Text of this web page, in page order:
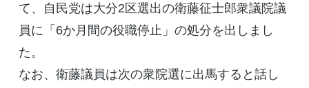
て、自民党は大分2区選出の衛藤征士郎衆議院議
員に「6か月間の役職停止」の処分を出しまし
た。
なお、衛藤議員は次の衆院選に出馬すると話し